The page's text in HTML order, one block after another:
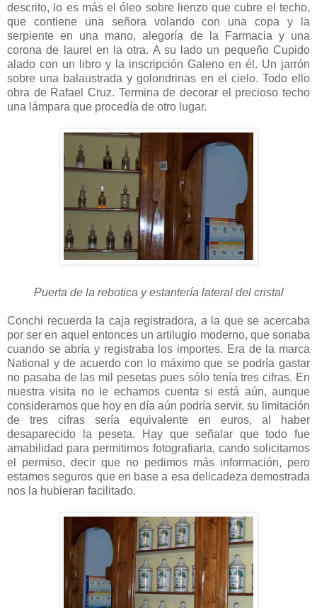
descrito, lo es más el óleo sobre lienzo que cubre el techo,
que contiene una señora volando con una copa y la
serpiente en una mano, alegoría de la Farmacia y una
corona de laurel en la otra. A su lado un pequeño Cupido
alado con un libro y la inscripción Galeno en él. Un jarrón
sobre una balaustrada y golondrinas en el cielo. Todo ello
obra de Rafael Cruz. Termina de decorar el precioso techo
una lámpara que procedía de otro lugar.
Puerta de la rebotica y estantería lateral del cristal
Conchi recuerda la caja registradora, a la que se acercaba
por ser en aquel entonces un artilugio moderno, que sonaba
cuando se abría y registraba los importes. Era de la marca
National y de acuerdo con lo máximo que se podría gastar
no pasaba de las mil pesetas pues sólo tenía tres cifras. En
nuestra visita no le echamos cuenta si está aún, aunque
consideramos que hoy en día aún podría servir, su limitación
de tres cifras sería equivalente en euros, al haber
desaparecido la peseta. Hay que señalar que todo fue
amabilidad para permitirnos fotografiarla, cando solicitamos
el permiso, decir que no pedimos más información, pero
estamos seguros que en base a esa delicadeza demostrada
nos la hubieran facilitado.